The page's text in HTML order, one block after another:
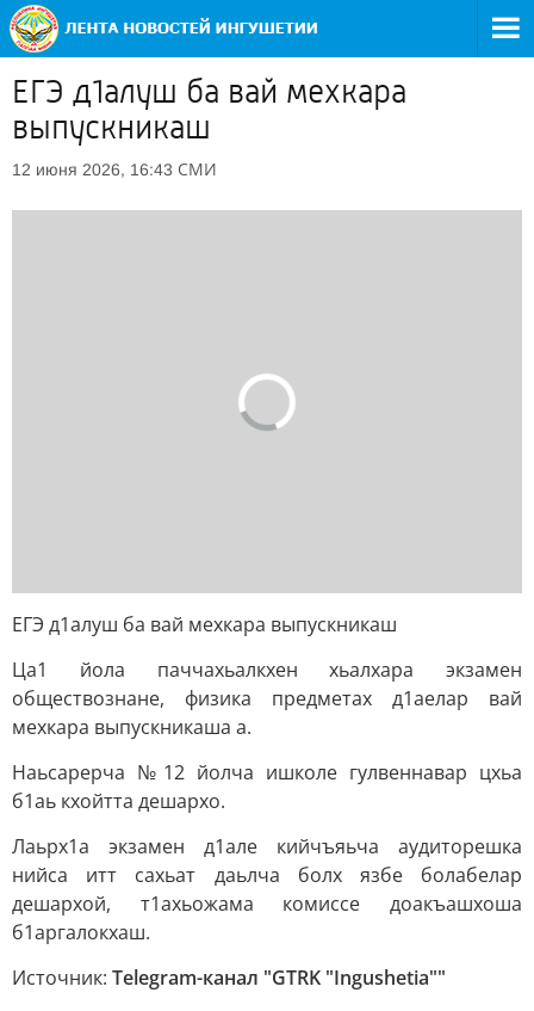
ЕГЭ д1алуш ба вай мехкара
выпускникаш
12 июня 2026, 16:43 СМИ
ЕГЭ д1алуш ба вай мехкара выпускникаш
Ца1 йола паччахьалкхен хьалхара экзамен
обществознане, физика предметах д1аелар вай
мехкара выпускникаша а.
Наьсарерча №12 йолча ишколе гулвеннавар цхьа
б1аь кхойтта дешархо.
Лаьрх1а экзамен д1але кийчъяьча аудиторешка
нийса итт сахьат даьлча болх язбе болабелар
дешархой, т1ахьожама комиссе доакъашхоша
б1аргалокхаш.
Источник: Telegram-канал "GTRK "Ingushetia""